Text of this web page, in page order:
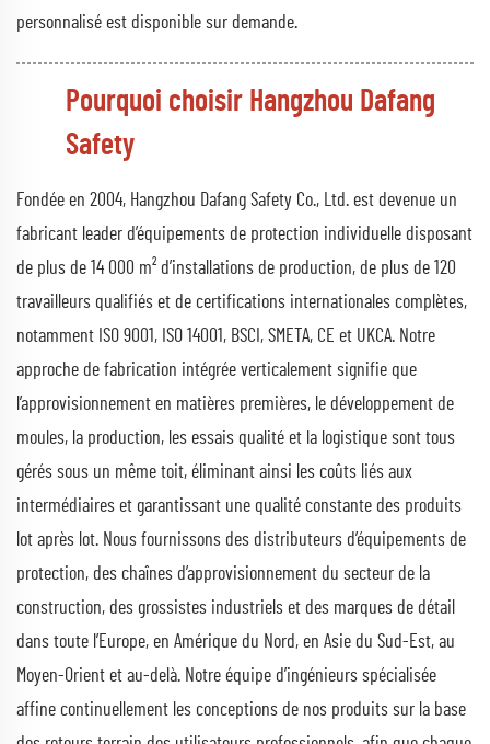
personnalisé est disponible sur demande.
Pourquoi choisir Hangzhou Dafang
Safety
Fondée en 2004, Hangzhou Dafang Safety Co., Ltd. est devenue un
fabricant leader d’équipements de protection individuelle disposant
de plus de 14 000 m² d’installations de production, de plus de 120
travailleurs qualifiés et de certifications internationales complètes,
notamment ISO 9001, ISO 14001, BSCI, SMETA, CE et UKCA. Notre
approche de fabrication intégrée verticalement signifie que
l’approvisionnement en matières premières, le développement de
moules, la production, les essais qualité et la logistique sont tous
gérés sous un même toit, éliminant ainsi les coûts liés aux
intermédiaires et garantissant une qualité constante des produits
lot après lot. Nous fournissons des distributeurs d’équipements de
protection, des chaînes d’approvisionnement du secteur de la
construction, des grossistes industriels et des marques de détail
dans toute l’Europe, en Amérique du Nord, en Asie du Sud-Est, au
Moyen-Orient et au-delà. Notre équipe d’ingénieurs spécialisée
affine continuellement les conceptions de nos produits sur la base